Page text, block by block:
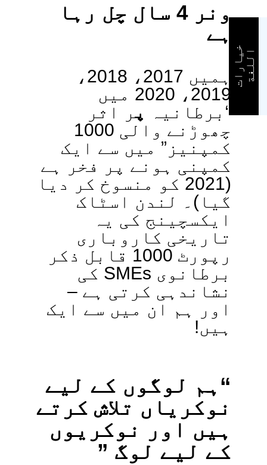
خ
ي
ا
ر
ا
تال
ل
غة
ونر 4 سال چل رہا
ہے
ہمیں 2017، 2018،
2019، 2020 میں
“برطانیہ
پر اثر
چھوڑنے والی 1000
کمپنیز” میں سے ایک
کمپنی ہونے پر فخر ہے
(2021 کو منسوخ کر دیا
گیا)۔ لندن اسٹاک
ایکسچینج کی یہ
تاریخی کاروباری
رپورٹ 1000 قابل ذکر
برطانوی SMEs کی
نشاندہی کرتی ہے –
اور ہم ان میں سے ایک
ہیں!
“ہم لوگوں کے لیے
نوکریاں تلاش کرتے
ہیں اور نوکریوں
کے لیے لوگ ”